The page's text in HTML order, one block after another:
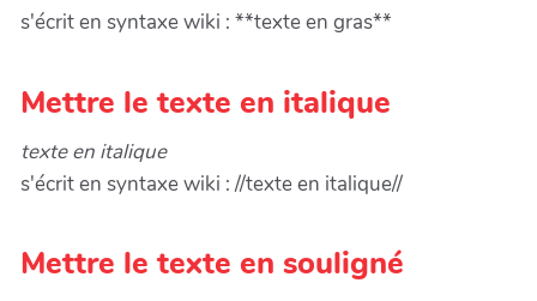
s'écrit en syntaxe wiki : **texte en gras**
Mettre le texte en italique
texte en italique
s'écrit en syntaxe wiki : //texte en italique//
Mettre le texte en souligné